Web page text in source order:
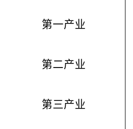
第一产业
第二产业
第三产业